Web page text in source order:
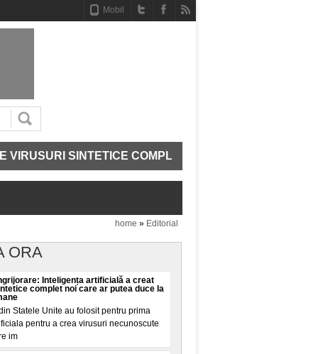
Mobil
SINTETICE COMPLET NOI CARE AR PUTEA DUCE LA
home » Editorial
ORA
Inteligența artificială a creat
complet noi care ar putea duce la
Statele Unite au folosit pentru prima
pentru a crea virusuri necunoscute
im